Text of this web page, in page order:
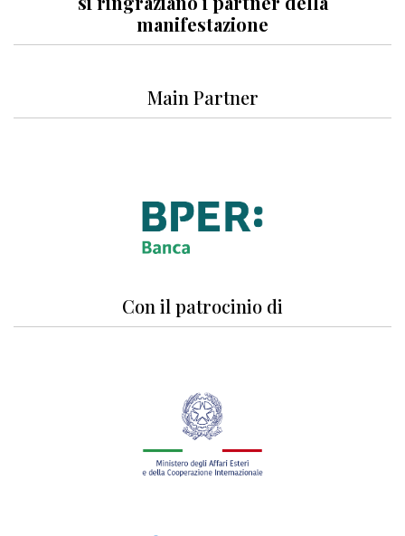
manifestazione
Main Partner
Con il patrocinio di